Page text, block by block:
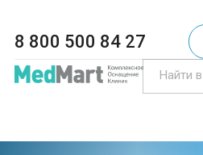
8 800 500 84 27